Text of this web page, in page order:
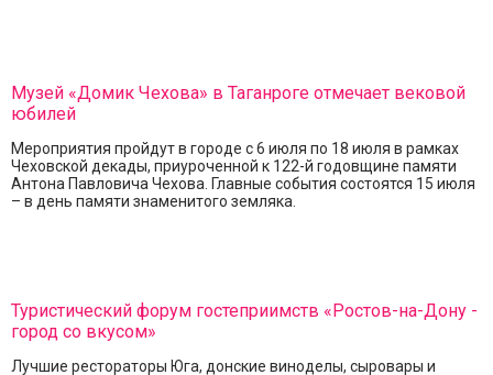
Музей «Домик Чехова» в Таганроге отмечает вековой
юбилей
Мероприятия пройдут в городе с 6 июля по 18 июля в рамках
Чеховской декады, приуроченной к 122-й годовщине памяти
Антона Павловича Чехова. Главные события состоятся 15 июля
– в день памяти знаменитого земляка.
Туристический форум гостеприимств «Ростов-на-Дону -
город со вкусом»
Лучшие рестораторы Юга, донские виноделы, сыровары и